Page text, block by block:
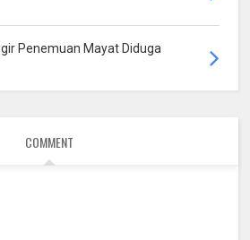
Penemuan Mayat Diduga
COMMENT